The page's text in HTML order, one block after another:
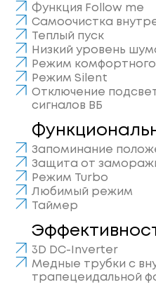
Функция Follow me
Самоочистка
Теплый пуск
Низкий уровень
Режим
Режим Silent
Отключение
сигналов ВБ
Запоминание
Режим Turbo
Любимый режим
Таймер
3D DC-Inverter
Медные трубки с внутренними канавками
трапецеидальной